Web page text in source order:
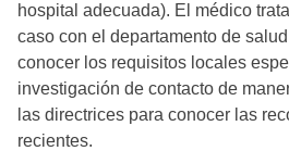
hospital adecuada). El médico
caso con el departamento de
conocer los requisitos locales
investigación de contacto de
las directrices para conocer las
recientes.